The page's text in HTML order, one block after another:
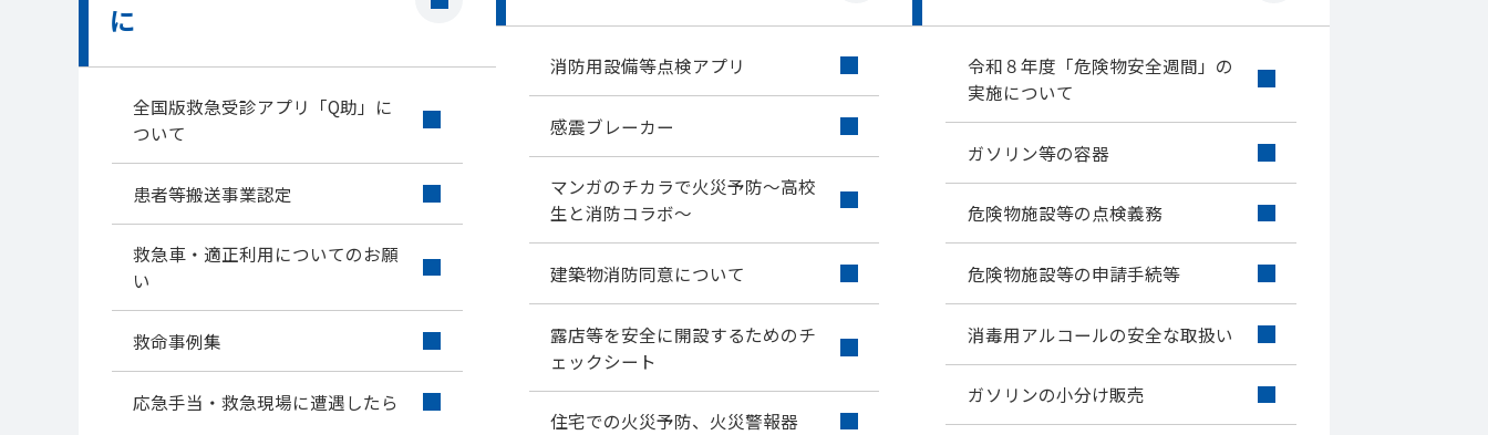
に
全国版救急受診アプリ「Q助」に
ついて
患者等搬送事業認定
救急車・適正利用についてのお願
い
救命事例集
応急手当・救急現場に遭遇したら
消防用設備等点検アプリ
感震ブレーカー
マンガのチカラで火災予防～高校
生と消防コラボ～
建築物消防同意について
露店等を安全に開設するためのチ
ェックシート
住宅での火災予防、火災警報器
令和８年度「危険物安全週間」の
実施について
ガソリン等の容器
危険物施設等の点検義務
危険物施設等の申請手続等
消毒用アルコールの安全な取扱い
ガソリンの小分け販売